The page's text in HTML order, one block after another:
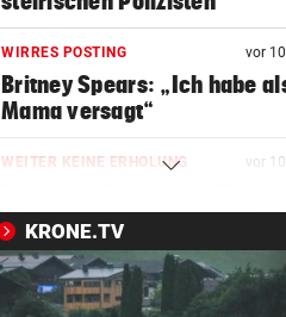
WIRRES POSTING vor
Britney Spears: „Ich habe
Mama versagt“
WEITER KEINE ERHOLUNG vor
unter 30 Grad
FEUERWEHR GEFORDERT vor 10
In nur acht Stunden fuhren
KRONE.TV